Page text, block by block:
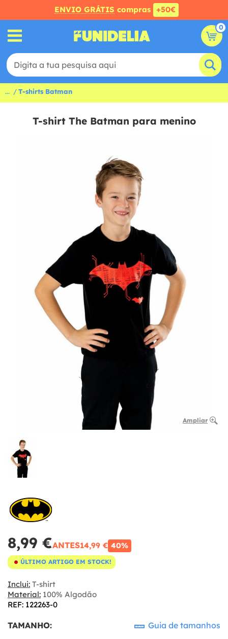
ENVIO GRÁTIS compras +50€
0
... T-shirts Batman
T-shirt The Batman para menino
Ampliar
8,99 €ANTES14,99 € 40%
ÚLTIMO ARTIGO EM STOCK!
Inclui: T-shirt
Material: 100% Algodão
REF: 122263-0
TAMANHO: Guia de tamanhos